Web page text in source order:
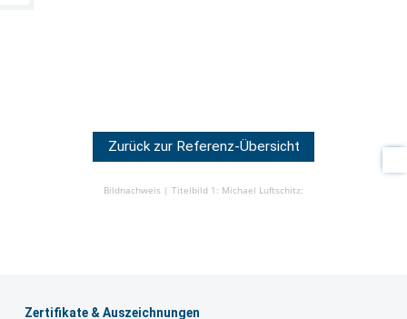
Zurück zur Referenz-Übersicht
Bildnachweis | Titelbild 1: Michael Luftschitz;
Zertiﬁkate & Auszeichnungen